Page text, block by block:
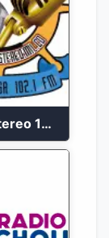
Marina Stereo 102.1 FM